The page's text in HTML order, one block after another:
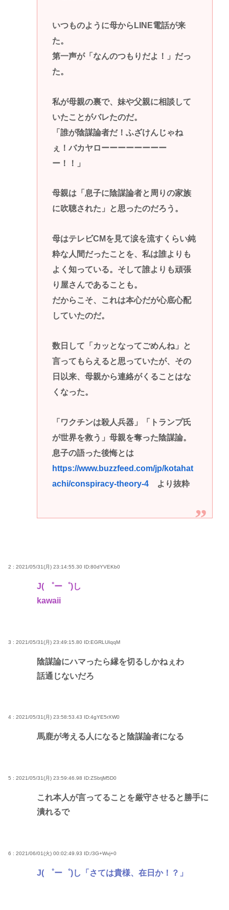
いつものように母からLINE電話が来
た。
第一声が「なんのつもりだよ！」だっ
た。
私が母親の裏で、妹や父親に相談して
いたことがバレたのだ。
「誰が陰謀論者だ！ふざけんじゃね
ぇ！バカヤローーーーーーーー
ー！！」
母親は「息子に陰謀論者と周りの家族
に吹聴された」と思ったのだろう。
母はテレビCMを見て涙を流すくらい純
粋な人間だったことを、私は誰よりも
よく知っている。そして誰よりも頑張
り屋さんであることも。
だからこそ、これは本心だが心底心配
していたのだ。
数日して「カッとなってごめんね」と
言ってもらえると思っていたが、その
日以来、母親から連絡がくることはな
くなった。
「ワクチンは殺人兵器」「トランプ氏
が世界を救う」母親を奪った陰謀論。
息子の語った後悔とは
https://www.buzzfeed.com/jp/kotahat
achi/conspiracy-theory-4より抜粋
2 : 2021/05/31(月) 23:14:55.30 ID:80dYVEKb0
J( ゜ー゜)し
kawaii
3 : 2021/05/31(月) 23:49:15.80 ID:EGRLUIqqM
陰謀論にハマったら縁を切るしかねぇわ
話通じないだろ
4 : 2021/05/31(月) 23:58:53.43 ID:4gYE5rXW0
馬鹿が考える人になると陰謀論者になる
5 : 2021/05/31(月) 23:59:46.98 ID:ZSbtjM5D0
これ本人が言ってることを厳守させると勝手に
潰れるで
6 : 2021/06/01(火) 00:02:49.93 ID:/3G+Wvj+0
J( ゜ー゜)し「さては貴様、在日か！？」